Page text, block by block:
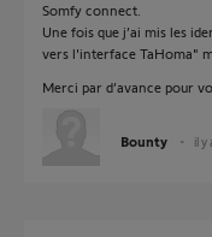
Somfy connect.
Une fois que j’ai mis les
vers l'interface TaHoma"
Merci par d’avance pour
Bounty il y